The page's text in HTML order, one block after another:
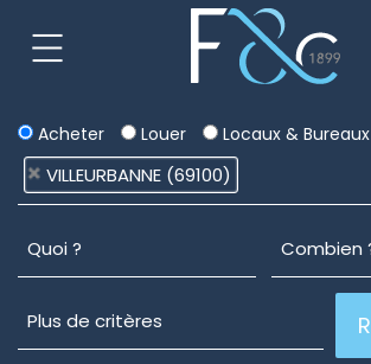
Acheter Louer Locaux & Bureaux
VILLEURBANNE (69100)